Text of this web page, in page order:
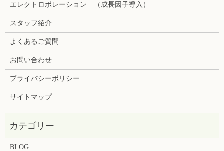
エレクトロポレーション （成長因子導入）
スタッフ紹介
よくあるご質問
お問い合わせ
プライバシーポリシー
サイトマップ
BLOG